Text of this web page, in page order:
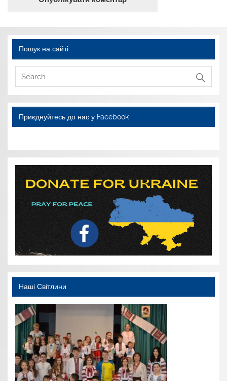
Пошук на сайті
Приєднуйтесь до нас у Facebook
WordPress YouTube
Наші Світлини